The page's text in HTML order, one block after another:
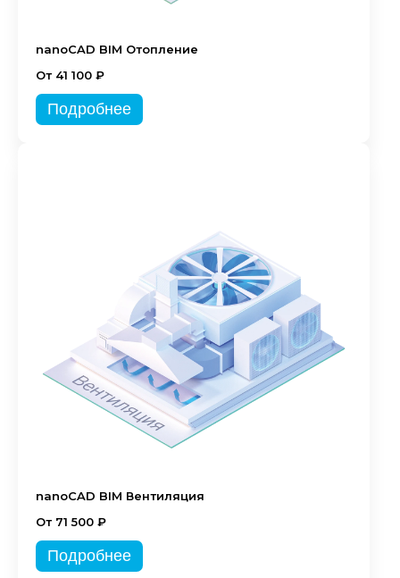
nanoCAD BIM Отопление
От 41 100 ₽
Подробнее
nanoCAD BIM Вентиляция
От 71 500 ₽
Подробнее